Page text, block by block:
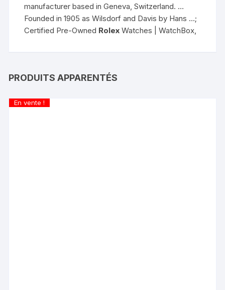
manufacturer based in Geneva, Switzerland. …
Founded in 1905 as Wilsdorf and Davis by Hans …;
Certified Pre-Owned Rolex Watches | WatchBox,
PRODUITS APPARENTÉS
En vente !